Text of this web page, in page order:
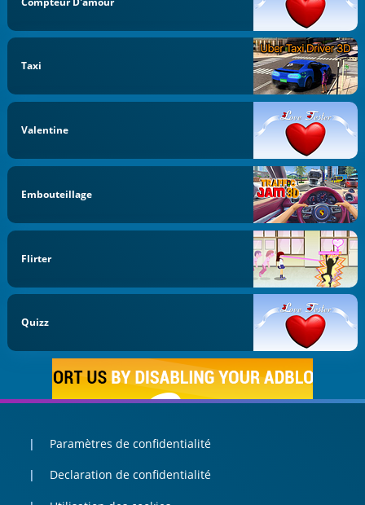
Taxi
Valentine
Embouteillage
Flirter
Quizz
Paramètres de confidentialité
Declaration de confidentialité